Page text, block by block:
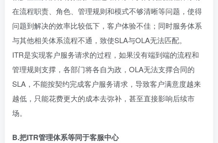
在流程职责、角色、管理规则和模式不够清晰等问题，使得
问题到解决的效率比较低下，客户体验不佳；同时服务体系
与其他相关体系流程不通，致使SLA与OLA无法匹配。
ITR是实现客户服务请求的过程，如果没有端到端的流程和
管理规则支撑，各部门将各自为政，OLA无法支撑合同的
SLA，不能按契约完成客户服务请求，导致客户满意度越来
越低，只能花费更大的成本去弥补，甚至直接影响后续市
场。
B.把ITR管理体系等同于客服中心